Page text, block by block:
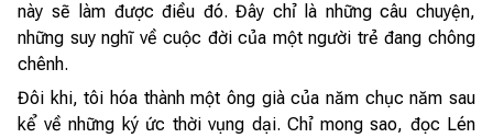
này sẽ làm được điều đó. Đây chỉ là những câu chuyện,
những suy nghĩ về cuộc đời của một người trẻ đang chông
chênh.
Đôi khi, tôi hóa thành một ông già của năm chục năm sau
kể về những ký ức thời vụng dại. Chỉ mong sao, đọc Lén